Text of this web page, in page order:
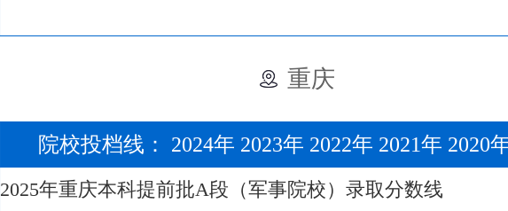
重庆
院校投档线： 2024年 2023年 2022年 2021年 2020
2025年重庆本科提前批A段（军事院校）录取分数线